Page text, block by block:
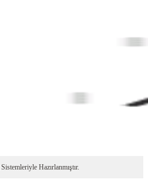
Sistemleriyle Hazırlanmıştır.